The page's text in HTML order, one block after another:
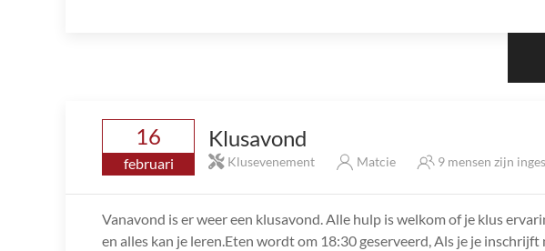
16
februari
Klusavond
Klusevenement Matcie 9 mensen zijn
Vanavond is er weer een klusavond. Alle hulp is welkom of je klus
en alles kan je leren.Eten wordt om 18:30 geserveerd, Als je je inschrijft